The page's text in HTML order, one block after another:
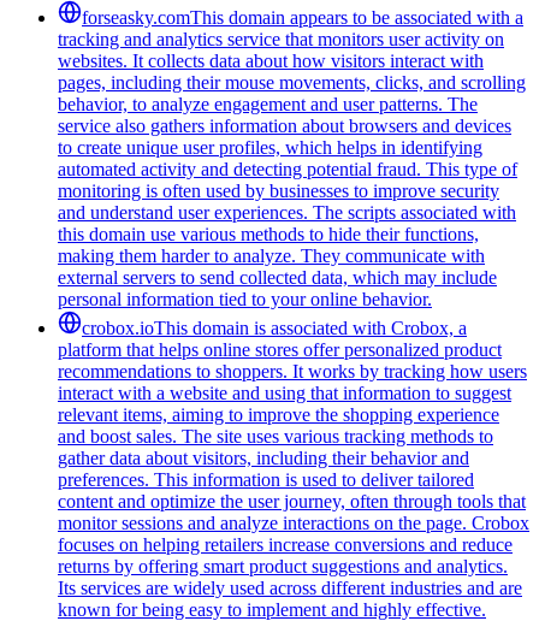
forseasky.comThis domain appears to be associated with a
tracking and analytics service that monitors user activity on
websites. It collects data about how visitors interact with
pages, including their mouse movements, clicks, and scrolling
behavior, to analyze engagement and user patterns. The
service also gathers information about browsers and devices
to create unique user profiles, which helps in identifying
automated activity and detecting potential fraud. This type of
monitoring is often used by businesses to improve security
and understand user experiences. The scripts associated with
this domain use various methods to hide their functions,
making them harder to analyze. They communicate with
external servers to send collected data, which may include
personal information tied to your online behavior.
crobox.ioThis domain is associated with Crobox, a
platform that helps online stores offer personalized product
recommendations to shoppers. It works by tracking how users
interact with a website and using that information to suggest
relevant items, aiming to improve the shopping experience
and boost sales. The site uses various tracking methods to
gather data about visitors, including their behavior and
preferences. This information is used to deliver tailored
content and optimize the user journey, often through tools that
monitor sessions and analyze interactions on the page. Crobox
focuses on helping retailers increase conversions and reduce
returns by offering smart product suggestions and analytics.
Its services are widely used across different industries and are
known for being easy to implement and highly effective.